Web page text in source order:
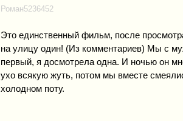
Роман5236452
Это единственный фильм, после
на улицу один! (Из комментариев) Мы с
первый, я досмотрела одна. И ночью он
ухо всякую жуть, потом мы вместе
холодном поту.